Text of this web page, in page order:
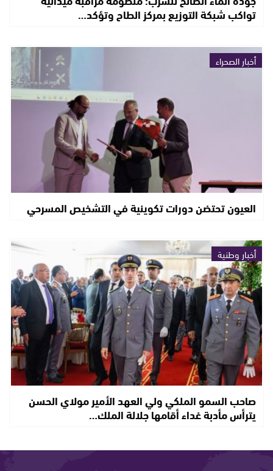
تواكب شبكة التوزيع بمركز الطاح وتؤكد…
أخبار الصحراء
العيون تحتضن دورات تكوينية في التشخيص المسرحي
أخبار وطنية
صاحب السمو الملكي ولي العهد الأمير مولاي الحسن
يترأس مأدبة غداء أقامها جلالة الملك…